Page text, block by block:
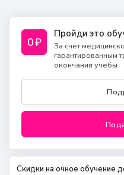
0₽
Пройди это
За счет
гарантированным
окончания учебы
Скидки на очное обучение